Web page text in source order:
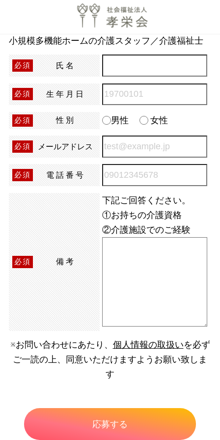
小規模多機能ホームの介護スタッフ／介護福祉士
必須 氏名
必須 生年月日
必須 性別 男性 女性
必須 メールアドレス
必須 電話番号
必須 備考
下記ご回答ください。
①お持ちの介護資格
②介護施設でのご経験
※お問い合わせにあたり、 個人情報の取扱いを必ず
ご一読の上、同意いただけますようお願い致しま
す